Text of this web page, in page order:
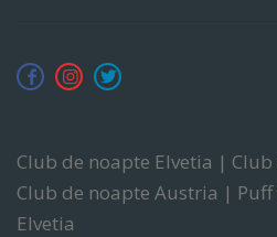
Club de noapte Elvetia |
Club de noapte Austria |
Elvetia